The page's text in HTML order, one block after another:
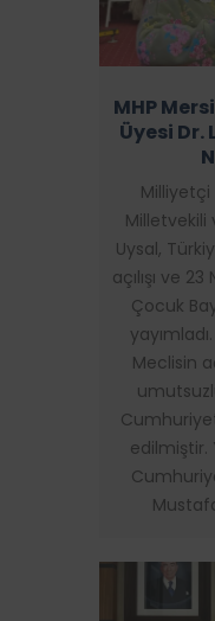
MHP
Üyesi Dr.
Milliyetçi
Milletvekili
Uysal,
açılışı ve
Çocuk
Meclisin
edilmiştir.